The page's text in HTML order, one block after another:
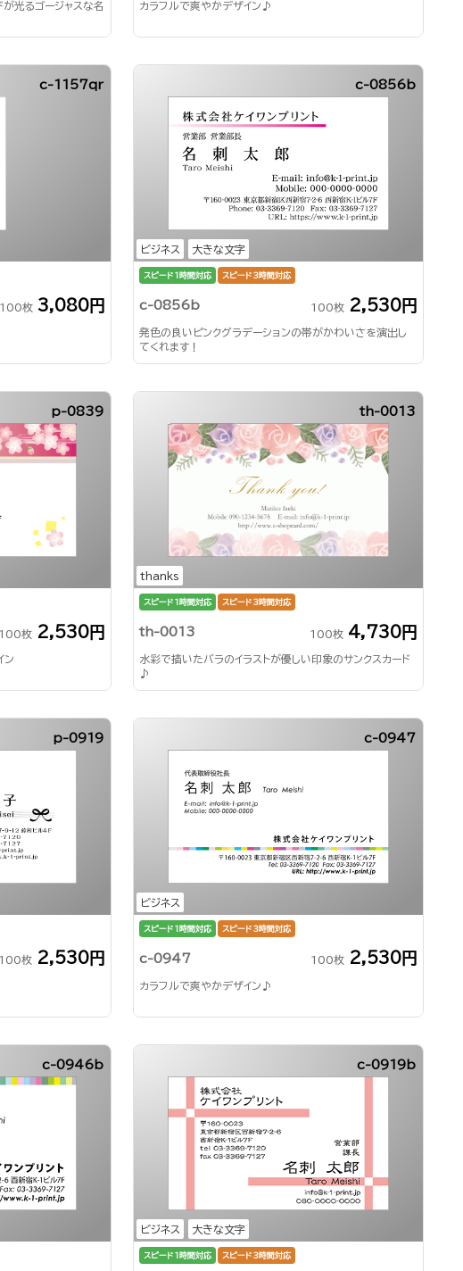
が光るゴージャスな名
カラフルで爽やかデザイン♪
c-1157qr
100枚 3,080円
ビジネス 大きな文字
c-0856b
スピード1時間対応 スピード3時間対応
c-0856b 100枚 2,530円
発色の良いピンクグラデーションの帯がかわいさを演出し
てくれます！
p-0839
100枚 2,530円
ン
thanks
th-0013
スピード1時間対応 スピード3時間対応
th-0013 100枚 4,730円
水彩で描いたバラのイラストが優しい印象のサンクスカード
♪
p-0919
100枚 2,530円
ビジネス
c-0947
スピード1時間対応 スピード3時間対応
c-0947 100枚 2,530円
カラフルで爽やかデザイン♪
c-0946b
ビジネス 大きな文字
c-0919b
スピード1時間対応 スピード3時間対応